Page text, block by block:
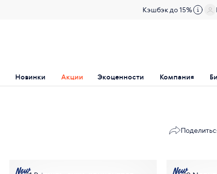
Кэшбэк до 15%
Новинки Акции Экоценности Компания